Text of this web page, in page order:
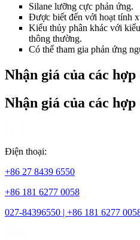
Silane lưỡng cực phản ứng.
Được biết đến với hoạt tính
Kiểu thủy phân khác với
thông thường.
Có thể tham gia phản ứng
Nhận giá của các
Nhận giá của các
Điện thoại:
+86 27 8439 6550
+86 181 6277 0058
027-84396550 | +86 181 6277